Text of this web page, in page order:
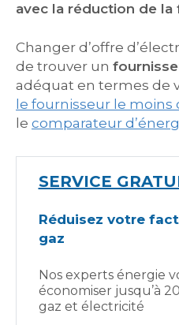
avec la réduction de la
Changer d’offre
de trouver un
adéquat en termes de
le fournisseur le moins
le comparateur
SERVICE
Réduisez votre
gaz
Nos experts énergie
économiser jusqu’à
gaz et électricité